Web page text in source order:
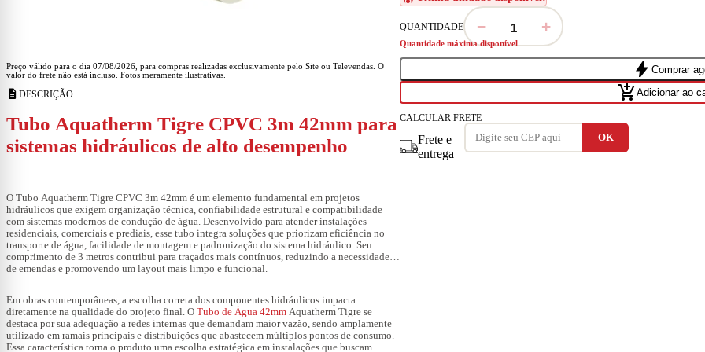
Preço válido para o dia 07/08/2026, para compras realizadas exclusivamente pelo Site ou Televendas. O
valor do frete não está incluso. Fotos meramente ilustrativas.
description DESCRIÇÃO
Tubo Aquatherm Tigre CPVC 3m 42mm para
sistemas hidráulicos de alto desempenho
O Tubo Aquatherm Tigre CPVC 3m 42mm é um elemento fundamental em projetos
hidráulicos que exigem organização técnica, confiabilidade estrutural e compatibilidade
com sistemas modernos de condução de água. Desenvolvido para atender instalações
residenciais, comerciais e prediais, esse tubo integra soluções que priorizam eficiência no
transporte de água, facilidade de montagem e padronização do sistema hidráulico. Seu
comprimento de 3 metros contribui para traçados mais contínuos, reduzindo a necessidade
de emendas e promovendo um layout mais limpo e funcional.
Em obras contemporâneas, a escolha correta dos componentes hidráulicos impacta
diretamente na qualidade do projeto final. O Tubo de Água 42mm Aquatherm Tigre se
destaca por sua adequação a redes internas que demandam maior vazão, sendo amplamente
utilizado em ramais principais e distribuições que abastecem múltiplos pontos de consumo.
Essa característica torna o produto uma escolha estratégica em instalações que buscam
QUANTIDADE − +
Quantidade máxima disponível
bolt Comprar
add_shopping_cartAdicionar ao
CALCULAR FRETE
Frete e
entrega